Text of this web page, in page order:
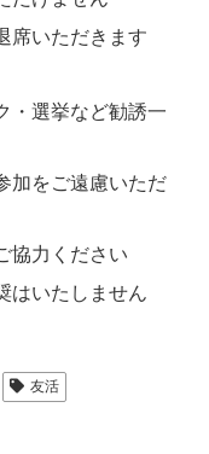
席いただきます
・選挙など勧誘一
加をご遠慮いただ
協力ください
はいたしません
友活